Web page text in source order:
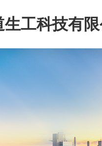
生工科技有